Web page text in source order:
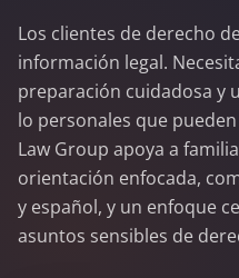
Los clientes de derecho
información legal.
preparación cuidadosa y
lo personales que
Law Group apoya a
orientación enfocada,
y español, y un enfoque
asuntos sensibles de